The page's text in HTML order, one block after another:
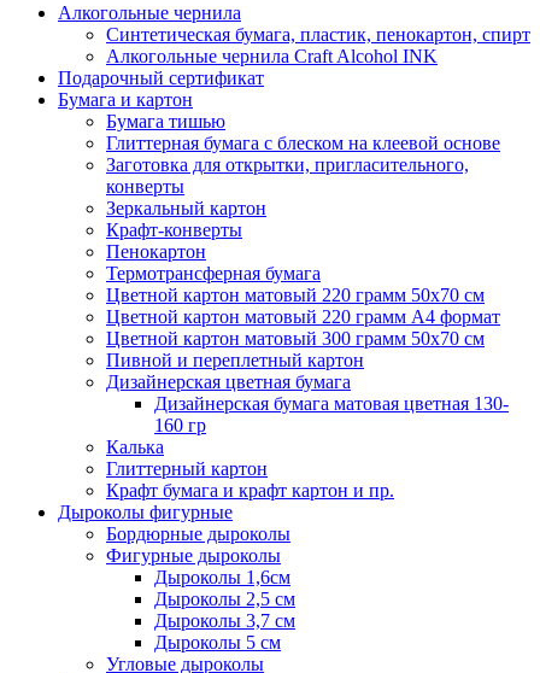
Алкогольные чернила
Синтетическая бумага, пластик, пенокартон, спирт
Алкогольные чернила Craft Alcohol INK
Подарочный сертификат
Бумага и картон
Бумага тишью
Глиттерная бумага с блеском на клеевой основе
Заготовка для открытки, пригласительного,
конверты
Зеркальный картон
Крафт-конверты
Пенокартон
Термотрансферная бумага
Цветной картон матовый 220 грамм 50х70 см
Цветной картон матовый 220 грамм A4 формат
Цветной картон матовый 300 грамм 50х70 см
Пивной и переплетный картон
Дизайнерская цветная бумага
Дизайнерская бумага матовая цветная 130-
160 гр
Калька
Глиттерный картон
Крафт бумага и крафт картон и пр.
Дыроколы фигурные
Бордюрные дыроколы
Фигурные дыроколы
Дыроколы 1,6см
Дыроколы 2,5 см
Дыроколы 3,7 см
Дыроколы 5 см
Угловые дыроколы